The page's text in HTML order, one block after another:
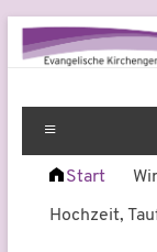
Zum
Inhalt
springen
am
Start
Hochzeit,